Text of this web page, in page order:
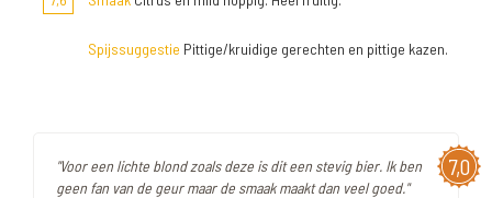
Spijssuggestie Pittige/kruidige gerechten en pittige kazen.
7,0
"Voor een lichte blond zoals deze is dit een stevig bier. Ik ben
geen fan van de geur maar de smaak maakt dan veel goed."